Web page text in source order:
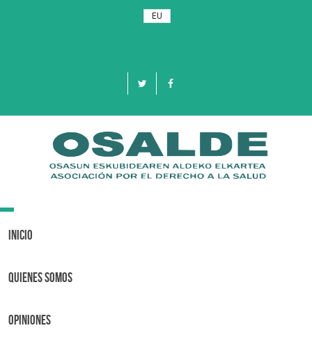
EU
Toggle
Inicio
Quienes Somos
OPINIONES